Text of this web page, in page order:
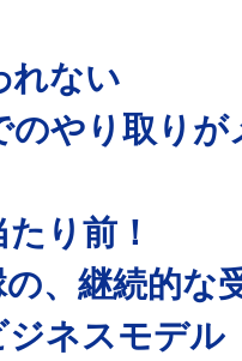
れない
やり取りが
り前！
、継続的な
ネスモデル